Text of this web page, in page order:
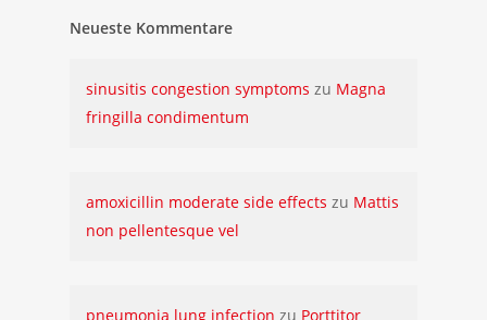
Neueste Kommentare
sinusitis congestion symptoms zu Magna
fringilla condimentum
amoxicillin moderate side effects zu Mattis
non pellentesque vel
pneumonia lung infection zu Porttitor